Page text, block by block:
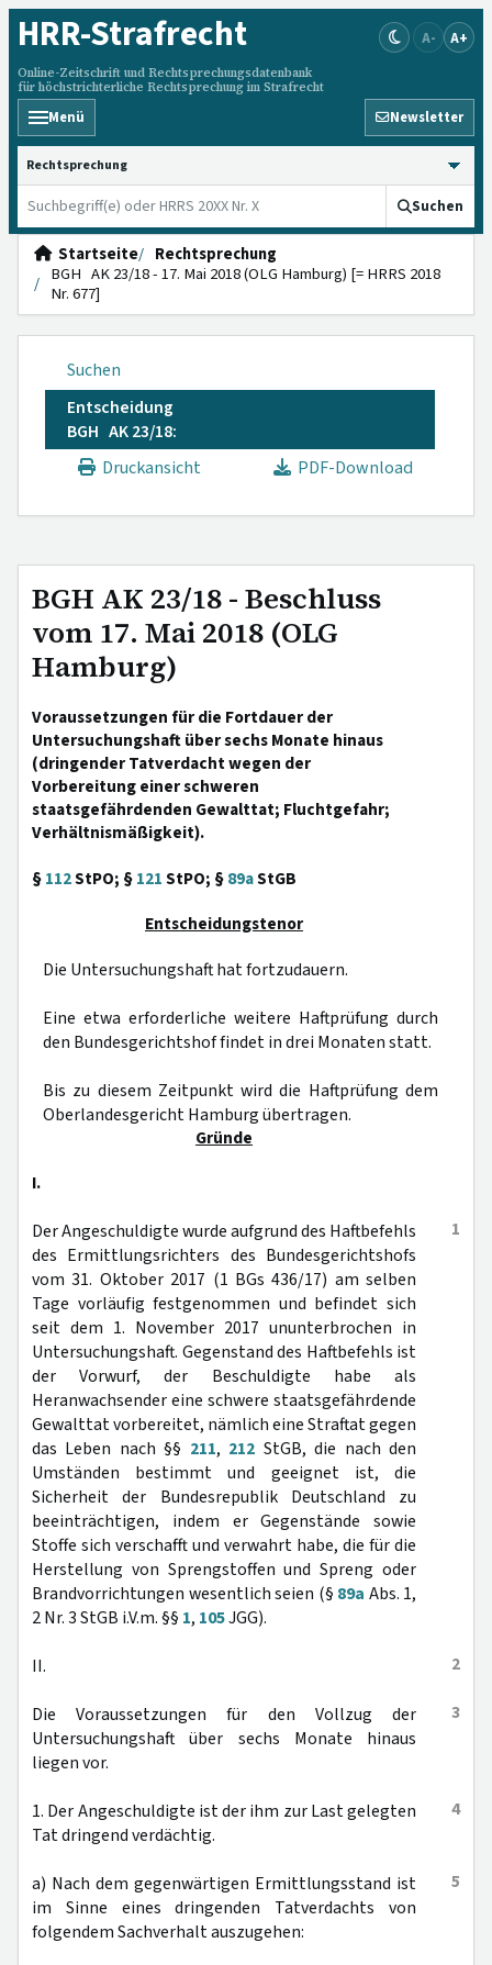
HRR-Strafrecht
Online-Zeitschrift und Rechtsprechungsdatenbank
für höchstrichterliche Rechtsprechung im Strafrecht
A- A+
Menü Newsletter
HRRS durchsuchen
Suchen
Startseite
Rechtsprechung
BGH AK 23/18 - 17. Mai 2018 (OLG Hamburg) [= HRRS 2018
Nr. 677]
Suchen
Entscheidung
BGH AK 23/18:
Druckansicht
PDF-Download
BGH AK 23/18 - Beschluss
vom 17. Mai 2018 (OLG
Hamburg)
Voraussetzungen für die Fortdauer der
Untersuchungshaft über sechs Monate hinaus
(dringender Tatverdacht wegen der
Vorbereitung einer schweren
staatsgefährdenden Gewalttat; Fluchtgefahr;
Verhältnismäßigkeit).
§112StPO; §121StPO; §89aStGB
Entscheidungstenor
Die Untersuchungshaft hat fortzudauern.
Eine etwa erforderliche weitere Haftprüfung durch
den Bundesgerichtshof findet in drei Monaten statt.
Bis zu diesem Zeitpunkt wird die Haftprüfung dem
Oberlandesgericht Hamburg übertragen.
Gründe
I.
1
Der Angeschuldigte wurde aufgrund des Haftbefehls
des Ermittlungsrichters des Bundesgerichtshofs
vom 31. Oktober 2017 (1 BGs 436/17) am selben
Tage vorläufig festgenommen und befindet sich
seit dem 1. November 2017 ununterbrochen in
Untersuchungshaft. Gegenstand des Haftbefehls ist
der Vorwurf, der Beschuldigte habe als
Heranwachsender eine schwere staatsgefährdende
Gewalttat vorbereitet, nämlich eine Straftat gegen
das Leben nach §§ 211, 212 StGB, die nach den
Umständen bestimmt und geeignet ist, die
Sicherheit der Bundesrepublik Deutschland zu
beeinträchtigen, indem er Gegenstände sowie
Stoffe sich verschafft und verwahrt habe, die für die
Herstellung von Sprengstoffen und Spreng oder
Brandvorrichtungen wesentlich seien (§ 89a Abs. 1,
2 Nr. 3 StGB i.V.m. §§ 1, 105JGG).
2
II.
3
Die Voraussetzungen für den Vollzug der
Untersuchungshaft über sechs Monate hinaus
liegen vor.
4
1. Der Angeschuldigte ist der ihm zur Last gelegten
Tat dringend verdächtig.
5
a) Nach dem gegenwärtigen Ermittlungsstand ist
im Sinne eines dringenden Tatverdachts von
folgendem Sachverhalt auszugehen: